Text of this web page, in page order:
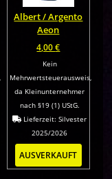
Albert / Argento
Aeon
4,00€
Kein
Mehrwertsteuerausweis,
da Kleinunternehmer
nach §19 (1) UStG.
Lieferzeit:Silvester
2025/2026
AUSVERKAUFT